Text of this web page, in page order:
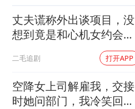
丈夫谎称外出谈项目，没
想到竟是和心机女约会，
二毛追剧 打开APP
空降女上司解雇我，交接
时她问部门，我冷笑回